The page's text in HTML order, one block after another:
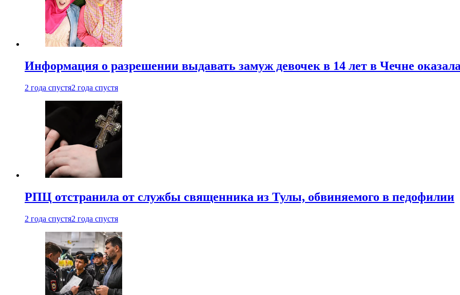
Информация о разрешении выдавать замуж девочек в 14 лет в Чечне
2 года спустя2 года спустя
РПЦ отстранила от службы священника из Тулы, обвиняемого в педофилии
2 года спустя2 года спустя